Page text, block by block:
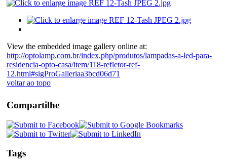
View the embedded image gallery online at:
http://optolamp.com.br/index.php/produtos/lampadas-a-led-para-
residencia-opto-casa/item/118-refletor-ref-
12.html#sigProGalleriaa3bcd06d71
voltar ao topo
Compartilhe
Tags